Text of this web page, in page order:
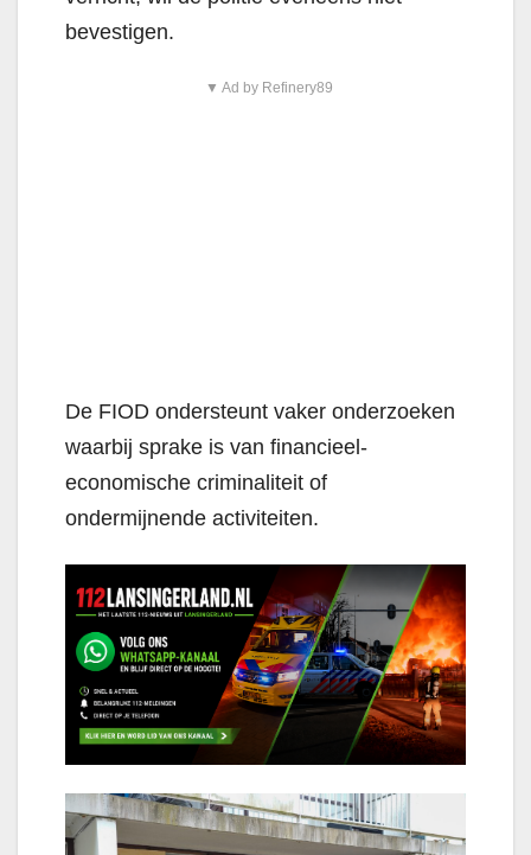
bevestigen.
▼ Ad by Refinery89
De FIOD ondersteunt vaker onderzoeken
waarbij sprake is van financieel-
economische criminaliteit of
ondermijnende activiteiten.